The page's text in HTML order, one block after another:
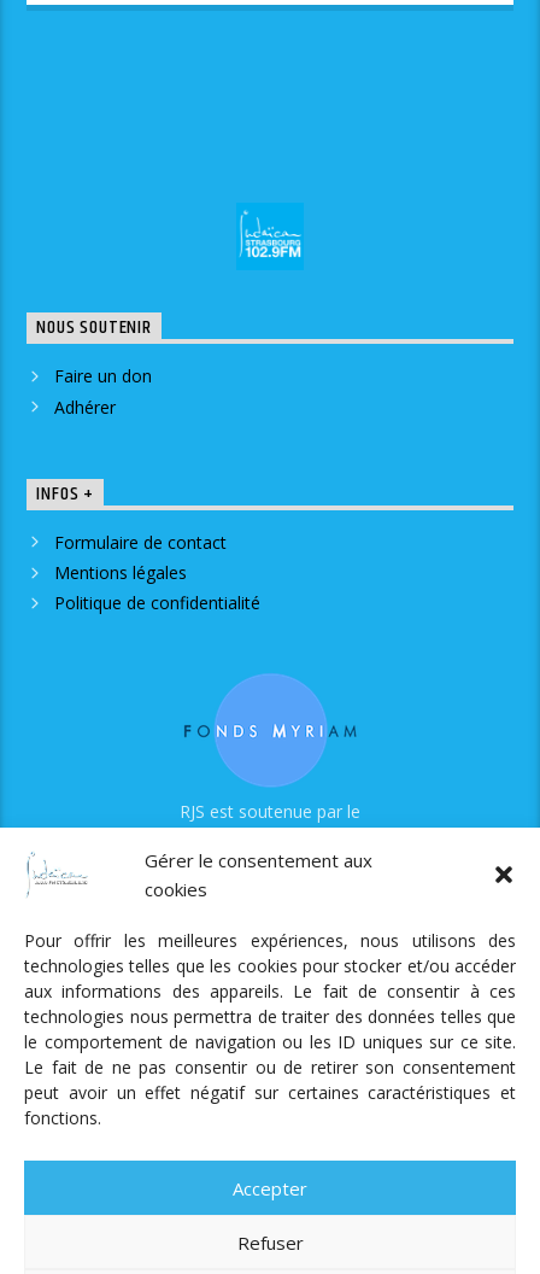
Gérer le consentement aux
cookies
Pour offrir les meilleures expériences, nous utilisons des
technologies telles que les cookies pour stocker et/ou accéder
aux informations des appareils. Le fait de consentir à ces
technologies nous permettra de traiter des données telles que
le comportement de navigation ou les ID uniques sur ce site.
Le fait de ne pas consentir ou de retirer son consentement
peut avoir un effet négatif sur certaines caractéristiques et
fonctions.
Accepter
Refuser
NOUS SOUTENIR
Faire un don
Adhérer
INFOS +
Formulaire de contact
Mentions légales
Politique de confidentialité
RJS est soutenue par le
Radio Judaica Strasbourg
Tous droits réservés
RADIO JUDAÏCA
ÉMISSIONS ET GRILLE DES PROGRAMMES
PODCASTS
UN DON
ADHÉRER MENTIONS LÉGALES
RÉAL.